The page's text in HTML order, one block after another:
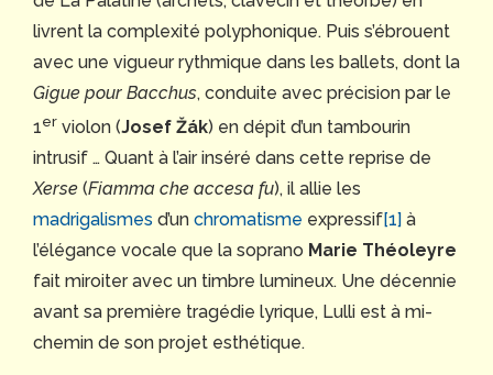
livrent la complexité polyphonique. Puis s’ébrouent
avec une vigueur rythmique dans les ballets, dont la
Gigue pour Bacchus, conduite avec précision par le
1er violon (Josef Žák) en dépit d’un tambourin
intrusif … Quant à l’air inséré dans cette reprise de
Xerse (Fiamma che accesa fu), il allie les
madrigalismes d’un chromatisme expressif[1] à
l’élégance vocale que la soprano Marie Théoleyre
fait miroiter avec un timbre lumineux. Une décennie
avant sa première tragédie lyrique, Lulli est à mi-
chemin de son projet esthétique.